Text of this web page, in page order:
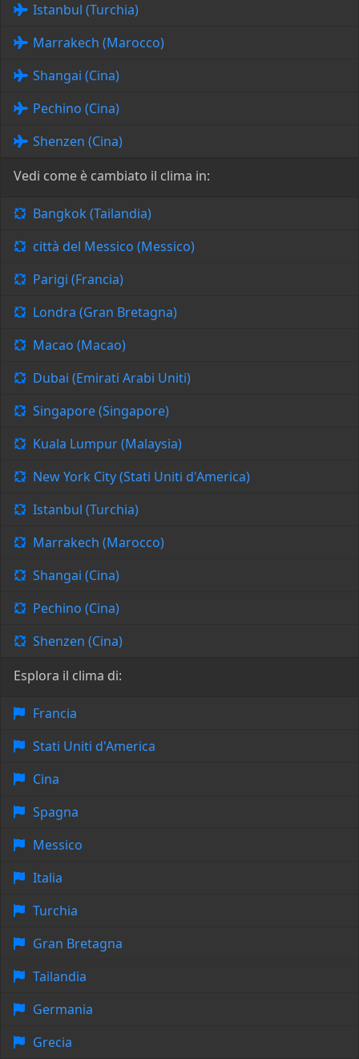
Istanbul (Turchia)
Marrakech (Marocco)
Shangai (Cina)
Pechino (Cina)
Shenzen (Cina)
Vedi come è cambiato il clima in:
Bangkok (Tailandia)
città del Messico (Messico)
Parigi (Francia)
Londra (Gran Bretagna)
Macao (Macao)
Dubai (Emirati Arabi Uniti)
Singapore (Singapore)
Kuala Lumpur (Malaysia)
New York City (Stati Uniti d'America)
Istanbul (Turchia)
Marrakech (Marocco)
Shangai (Cina)
Pechino (Cina)
Shenzen (Cina)
Esplora il clima di:
Francia
Stati Uniti d'America
Cina
Spagna
Messico
Italia
Turchia
Gran Bretagna
Tailandia
Germania
Grecia